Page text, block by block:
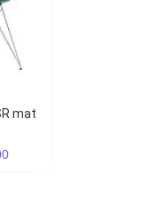
mat